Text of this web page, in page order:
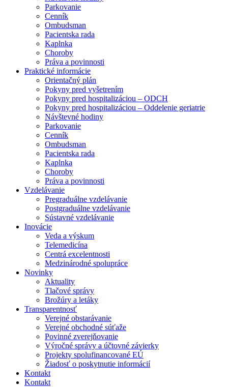
Parkovanie
Cenník
Ombudsman
Pacientska rada
Kaplnka
Choroby
Práva a povinnosti
Praktické informácie
Orientačný plán
Pokyny pred vyšetrením
Pokyny pred hospitalizáciou – ODCH
Pokyny pred hospitalizáciou – Oddelenie geriatrie
Návštevné hodiny
Parkovanie
Cenník
Ombudsman
Pacientska rada
Kaplnka
Choroby
Práva a povinnosti
Vzdelávanie
Pregraduálne vzdelávanie
Postgraduálne vzdelávanie
Sústavné vzdelávanie
Inovácie
Veda a výskum
Telemedicína
Centrá excelentnosti
Medzinárodné spolupráce
Novinky
Aktuality
Tlačové správy
Brožúry a letáky
Transparentnosť
Verejné obstarávanie
Verejné obchodné súťaže
Povinné zverejňovanie
Výročné správy a účtovné závierky
Projekty spolufinancované EÚ
Žiadosť o poskytnutie informácií
Kontakt
Kontakt